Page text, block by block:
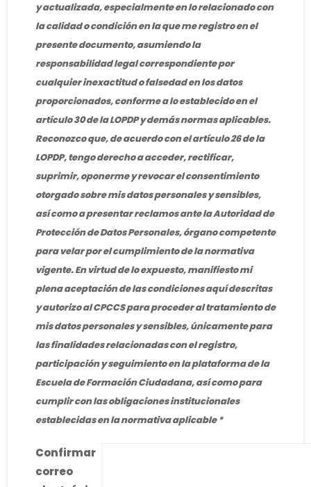
y actualizada, especialmente en lo relacionado con
la calidad o condición en la que me registro en el
presente documento, asumiendo la
responsabilidad legal correspondiente por
cualquier inexactitud o falsedad en los datos
proporcionados, conforme a lo establecido en el
artículo 30 de la LOPDP y demás normas aplicables.
Reconozco que, de acuerdo con el artículo 26 de la
LOPDP, tengo derecho a acceder, rectificar,
suprimir, oponerme y revocar el consentimiento
otorgado sobre mis datos personales y sensibles,
así como a presentar reclamos ante la Autoridad de
Protección de Datos Personales, órgano competente
para velar por el cumplimiento de la normativa
vigente. En virtud de lo expuesto, manifiesto mi
plena aceptación de las condiciones aquí descritas
y autorizo al CPCCS para proceder al tratamiento de
mis datos personales y sensibles, únicamente para
las finalidades relacionadas con el registro,
participación y seguimiento en la plataforma de la
Escuela de Formación Ciudadana, así como para
cumplir con las obligaciones institucionales
establecidas en la normativa aplicable
Confirmar
correo